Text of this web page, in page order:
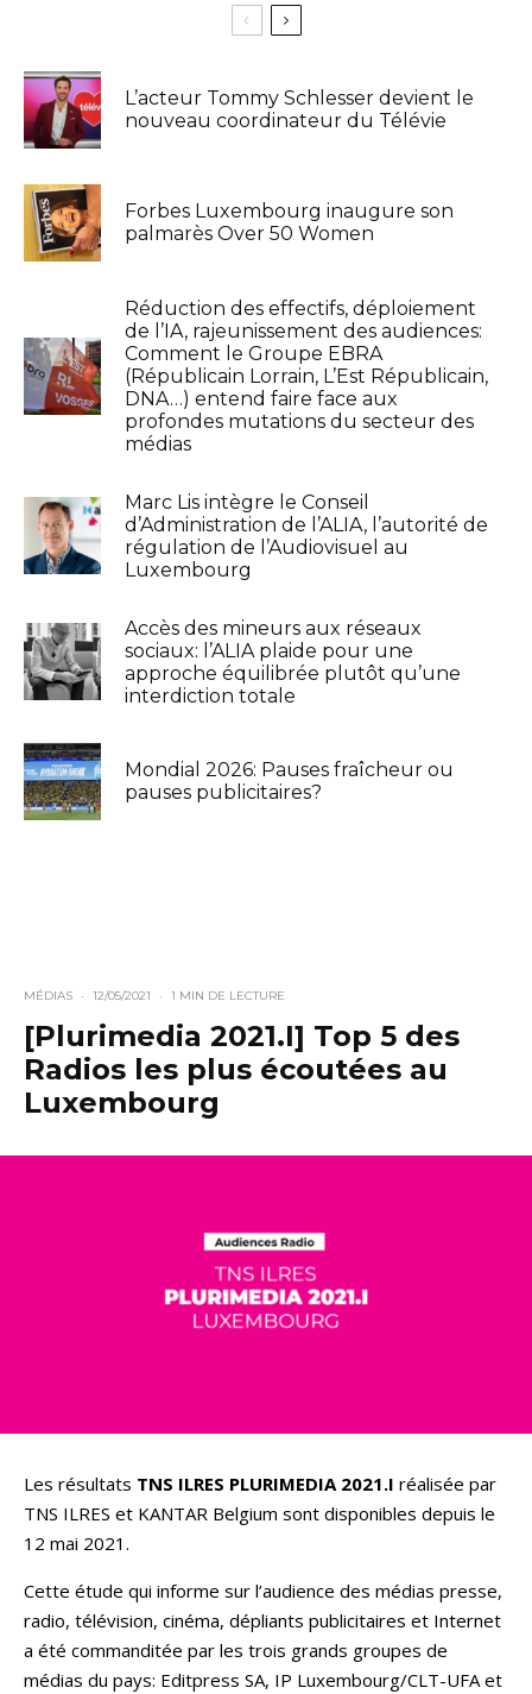
L’acteur Tommy Schlesser devient le
nouveau coordinateur du Télévie
Forbes Luxembourg inaugure son
palmarès Over 50 Women
Réduction des effectifs, déploiement
de l’IA, rajeunissement des audiences:
Comment le Groupe EBRA
(Républicain Lorrain, L’Est Républicain,
DNA…) entend faire face aux
profondes mutations du secteur des
médias
Marc Lis intègre le Conseil
d’Administration de l’ALIA, l’autorité de
régulation de l’Audiovisuel au
Luxembourg
Accès des mineurs aux réseaux
sociaux: l’ALIA plaide pour une
approche équilibrée plutôt qu’une
interdiction totale
Mondial 2026: Pauses fraîcheur ou
pauses publicitaires?
MÉDIAS · 12/05/2021 · 1 MIN DE LECTURE
[Plurimedia 2021.I] Top 5 des
Radios les plus écoutées au
Luxembourg
Les résultats TNS ILRES PLURIMEDIA 2021.I réalisée par
TNS ILRES et KANTAR Belgium sont disponibles depuis le
12 mai 2021.
Cette étude qui informe sur l’audience des médias presse,
radio, télévision, cinéma, dépliants publicitaires et Internet
a été commanditée par les trois grands groupes de
médias du pays: Editpress SA, IP Luxembourg/CLT-UFA et